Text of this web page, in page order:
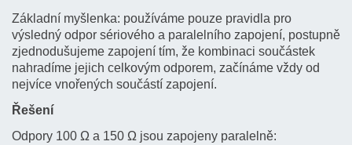
Základní myšlenka: používáme pouze pravidla pro
výsledný odpor sériového a paralelního zapojení, postupně
zjednodušujeme zapojení tím, že kombinaci součástek
nahradíme jejich celkovým odporem, začínáme vždy od
nejvíce vnořených součástí zapojení.
Řešení
Odpory 100 Ω a 150 Ω jsou zapojeny paralelně: